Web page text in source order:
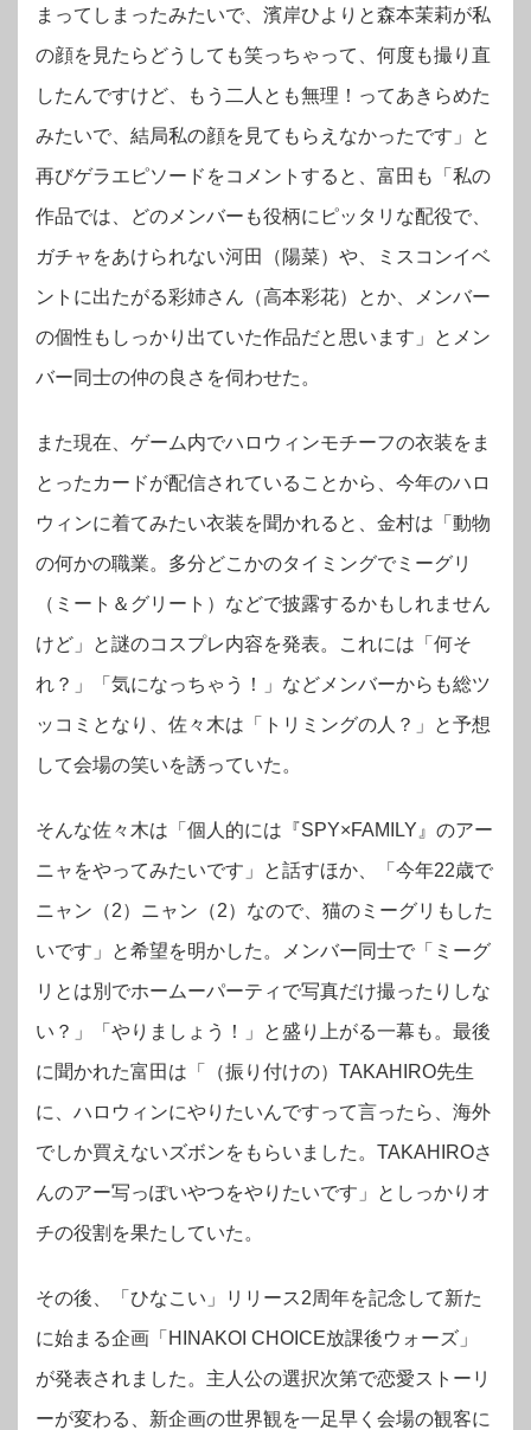
まってしまったみたいで、濱岸ひよりと森本茉莉が私
の顔を見たらどうしても笑っちゃって、何度も撮り直
したんですけど、もう二人とも無理！ってあきらめた
みたいで、結局私の顔を見てもらえなかったです」と
再びゲラエピソードをコメントすると、富田も「私の
作品では、どのメンバーも役柄にピッタリな配役で、
ガチャをあけられない河田（陽菜）や、ミスコンイベ
ントに出たがる彩姉さん（高本彩花）とか、メンバー
の個性もしっかり出ていた作品だと思います」とメン
バー同士の仲の良さを伺わせた。
また現在、ゲーム内でハロウィンモチーフの衣装をま
とったカードが配信されていることから、今年のハロ
ウィンに着てみたい衣装を聞かれると、金村は「動物
の何かの職業。多分どこかのタイミングでミーグリ
（ミート＆グリート）などで披露するかもしれません
けど」と謎のコスプレ内容を発表。これには「何そ
れ？」「気になっちゃう！」などメンバーからも総ツ
ッコミとなり、佐々木は「トリミングの人？」と予想
して会場の笑いを誘っていた。
そんな佐々木は「個人的には『SPY×FAMILY』のアー
ニャをやってみたいです」と話すほか、「今年22歳で
ニャン（2）ニャン（2）なので、猫のミーグリもした
いです」と希望を明かした。メンバー同士で「ミーグ
リとは別でホームーパーティで写真だけ撮ったりしな
い？」「やりましょう！」と盛り上がる一幕も。最後
に聞かれた富田は「（振り付けの）TAKAHIRO先生
に、ハロウィンにやりたいんですって言ったら、海外
でしか買えないズボンをもらいました。TAKAHIROさ
んのアー写っぽいやつをやりたいです」としっかりオ
チの役割を果たしていた。
その後、「ひなこい」リリース2周年を記念して新た
に始まる企画「HINAKOI CHOICE放課後ウォーズ」
が発表されました。主人公の選択次第で恋愛ストーリ
ーが変わる、新企画の世界観を一足早く会場の観客に